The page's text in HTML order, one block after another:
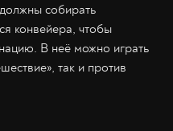
собирать
конвейера, чтобы
В неё можно играть
так и против